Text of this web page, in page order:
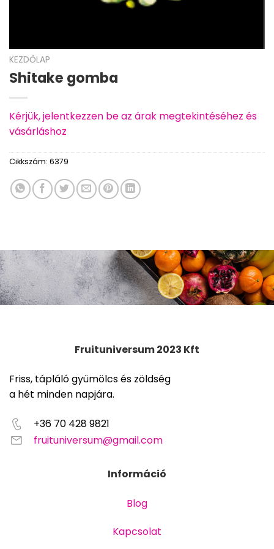
KEZDŐLAP
Shitake gomba
Kérjük, jelentkezzen be az árak megtekintéséhez és
vásárláshoz
Cikkszám: 6379
Fruituniversum 2023 Kft
Friss, tápláló gyümölcs és zöldség
a hét minden napjára.
+36 70 428 9821
fruituniversum@gmail.com
Információ
Blog
Kapcsolat